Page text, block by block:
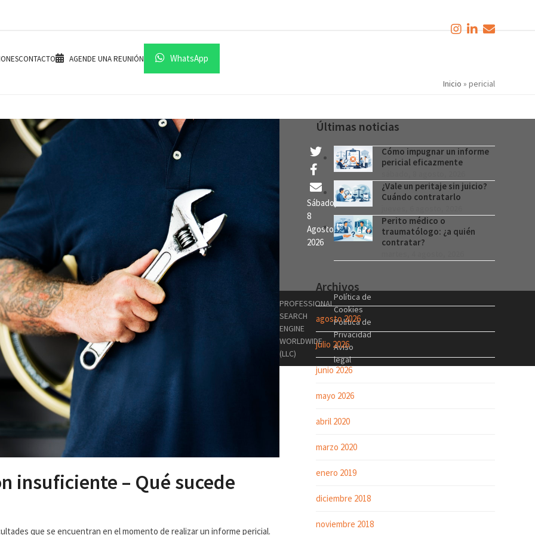
CONTACTO AGENDE UNA REUNIÓN WhatsApp
Inicio » pericial
insuficiente – Qué sucede
que se encuentran en el momento de realizar un informe pericial.
Últimas noticias
Cómo impugnar un informe
pericial eficazmente
¿Vale un peritaje sin juicio?
Cuándo contratarlo
Perito médico o
traumatólogo: ¿a quién
contratar?
Archivos
agosto 2026
julio 2026
junio 2026
mayo 2026
abril 2020
marzo 2020
enero 2019
diciembre 2018
noviembre 2018
Sábado,
8
Agosto,
2026
PROFESSIONAL
SEARCH
ENGINE
WORLDWIDE
(LLC)
Política de
Cookies
Política de
Privacidad
Aviso
legal